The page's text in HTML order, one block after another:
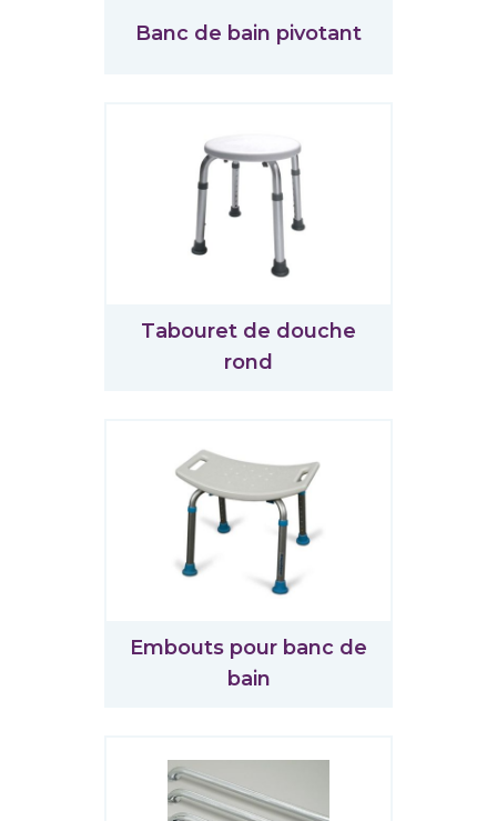
Banc de bain pivotant
Tabouret de douche
rond
Embouts pour banc de
bain